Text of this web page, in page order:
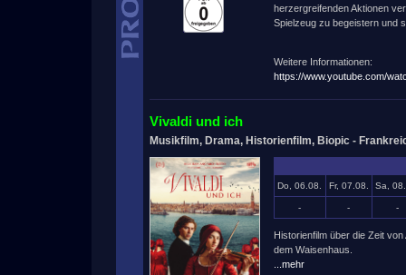
herzergreifenden Aktionen
Spielzeug zu begeistern und
Weitere Informationen:
https://www.youtube.com/
Vivaldi und ich
Musikfilm, Drama, Historienfilm, Biopic -
Do, 06.08. Fr, 07.08. Sa,
- - -
Historienfilm über die Zeit
dem Waisenhaus.
...mehr